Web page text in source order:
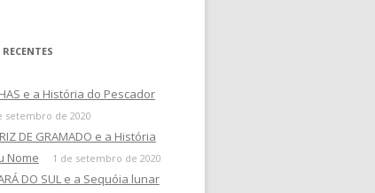
e a História do Pescador
setembro de 2020
DE GRAMADO e a História
Nome
1 de setembro de 2020
DO SUL e a Sequóia lunar